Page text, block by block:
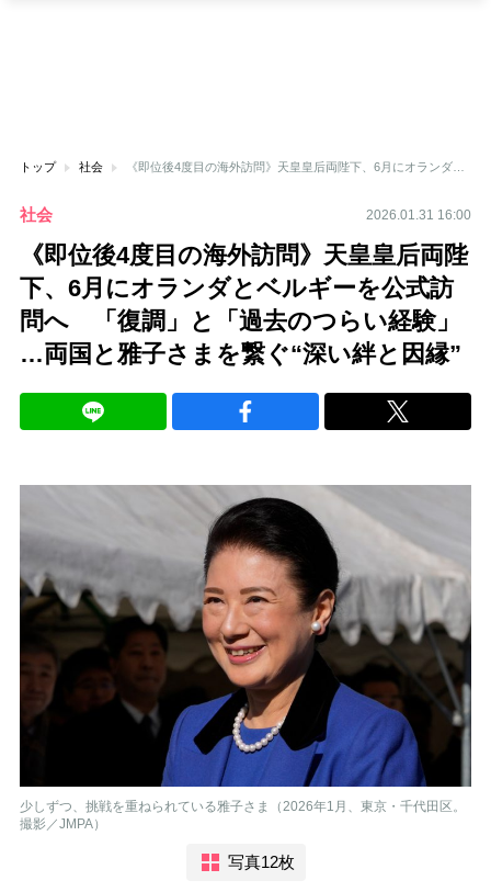
トップ 社会 《即位後4度目の海外訪問》天皇皇后両陛下、6月にオランダとベルギーを公式訪問へ 「復調」と「過去のつらい経験」…両国と雅子さまを繋ぐ“深い絆と因縁”
社会 2026.01.31 16:00
《即位後4度目の海外訪問》天皇皇后両陛
下、6月にオランダとベルギーを公式訪
問へ 「復調」と「過去のつらい経験」
…両国と雅子さまを繋ぐ“深い絆と因縁”
少しずつ、挑戦を重ねられている雅子さま（2026年1月、東京・千代田区。
撮影／JMPA）
写真12枚